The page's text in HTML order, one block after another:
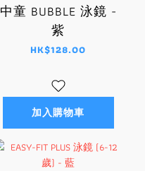
中童 BUBBLE 泳鏡 -
紫
HK$128.00
加入購物車